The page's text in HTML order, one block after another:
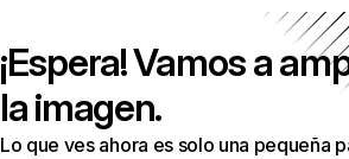
¡Espera! Vamos a
la imagen.
Lo que ves ahora es solo una pequeña